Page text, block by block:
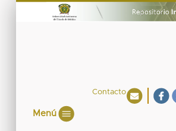
Contacto
Menú